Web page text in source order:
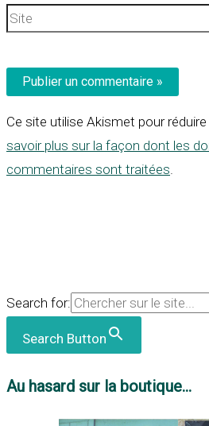
Site
Ce site utilise Akismet pour réduire
savoir plus sur la façon dont les
commentaires sont traitées
Search for:
Search Button
Au hasard sur la boutique...